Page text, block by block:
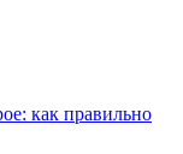
как правильно